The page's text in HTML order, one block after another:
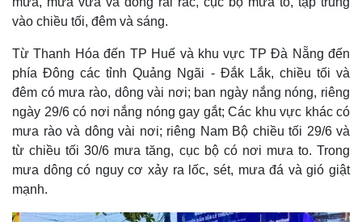
vào chiều tối, đêm và sáng.
Từ Thanh Hóa đến TP Huế và khu vực TP Đà Nẵng đến
phía Đông các tỉnh Quảng Ngãi - Đắk Lắk, chiều tối và
đêm có mưa rào, dông vài nơi; ban ngày nắng nóng, riêng
ngày 29/6 có nơi nắng nóng gay gắt; Các khu vực khác có
mưa rào và dông vài nơi; riêng Nam Bộ chiều tối 29/6 và
từ chiều tối 30/6 mưa tăng, cục bộ có nơi mưa to. Trong
mưa dông có nguy cơ xảy ra lốc, sét, mưa đá và gió giật
mạnh.